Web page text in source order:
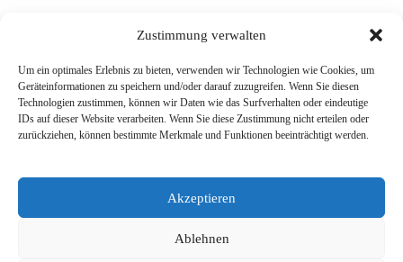
Zustimmung verwalten
Um ein optimales Erlebnis zu bieten, verwenden wir Technologien wie Cookies, um
Geräteinformationen zu speichern und/oder darauf zuzugreifen. Wenn Sie diesen
Technologien zustimmen, können wir Daten wie das Surfverhalten oder eindeutige
IDs auf dieser Website verarbeiten. Wenn Sie diese Zustimmung nicht erteilen oder
zurückziehen, können bestimmte Merkmale und Funktionen beeinträchtigt werden.
Akzeptieren
Ablehnen
Impressum
Kontakt
Terminvereinbarung
Datenschutz
Cookie-Richtlinie (EU)
+43 664 751 88 999